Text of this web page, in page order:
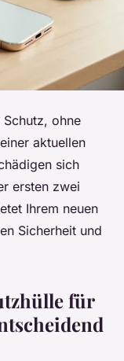
Schutz, ohne
aktuellen
sich
ersten zwei
Ihrem neuen
Sicherheit und
für